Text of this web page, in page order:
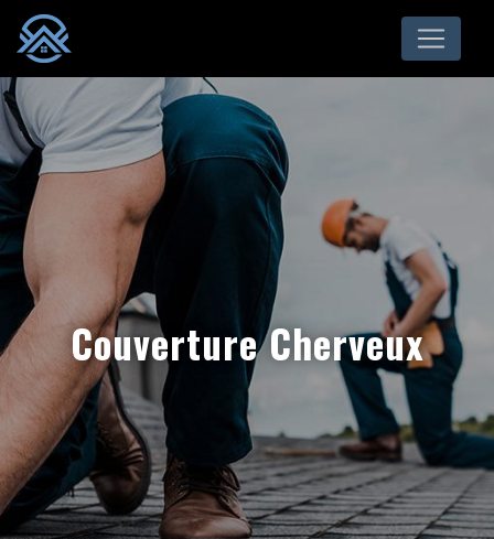
Panneau de gestion des cookies
Couverture Cherveux